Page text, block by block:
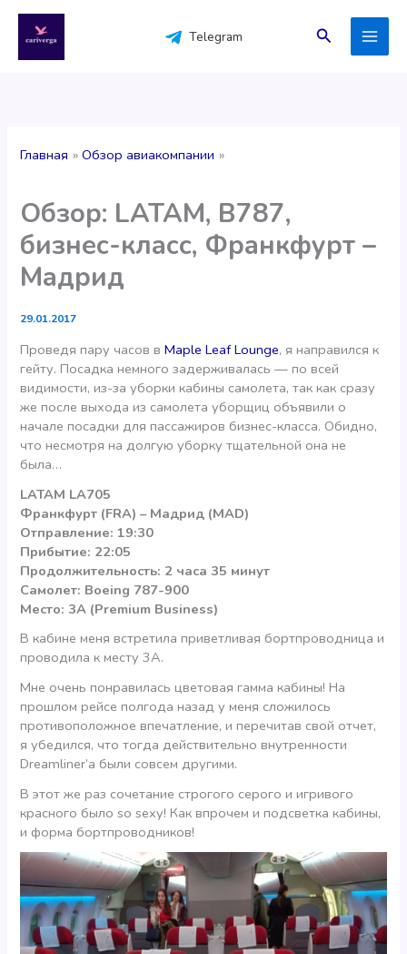
содержимому
Telegram Поиск
Главная Обзор авиакомпании
Обзор: LATAM, B787,
бизнес-класс, Франкфурт –
Мадрид
29.01.2017
Проведя пару часов вMaple Leaf Lounge, я направился к
гейту. Посадка немного задерживалась — по всей
видимости, из-за уборки кабины самолета, так как сразу
же после выхода из самолета уборщиц объявили о
начале посадки для пассажиров бизнес-класса. Обидно,
что несмотря на долгую уборку тщательной она не
была…
LATAM LA705
Франкфурт (FRA) – Мадрид (MAD)
Отправление: 19:30
Прибытие: 22:05
Продолжительность: 2 часа 35 минут
Самолет: Boeing 787-900
Место: 3A (Premium Business)
В кабине меня встретила приветливая бортпроводница и
проводила к месту 3А.
Мне очень понравилась цветовая гамма кабины! На
прошлом рейсе полгода назад у меня сложилось
противоположное впечатление, и перечитав свой отчет,
я убедился, что тогда действительно внутренности
Dreamliner’а были совсем другими.
В этот же раз сочетание строгого серого и игривого
красного было so sexy! Как впрочем и подсветка кабины,
и форма бортпроводников!